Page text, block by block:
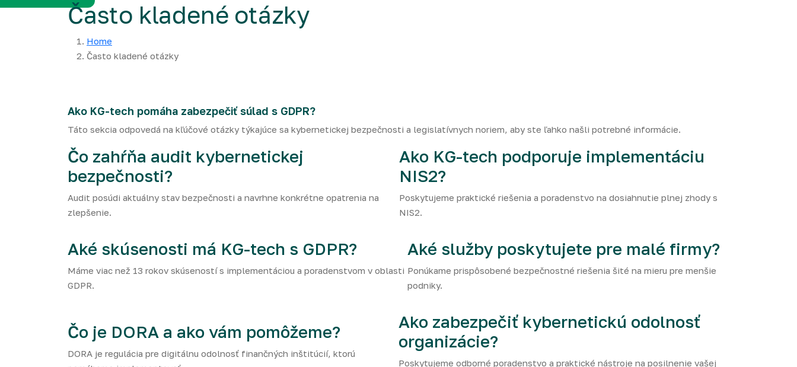
Často kladené otázky
Home
Často kladené otázky
Ako KG-tech pomáha zabezpečiť súlad s GDPR?
Táto sekcia odpovedá na kľúčové otázky týkajúce sa kybernetickej bezpečnosti a legislatívnych noriem, aby ste ľahko našli potrebné informácie.
Čo zahŕňa audit kybernetickej
bezpečnosti?
Audit posúdi aktuálny stav bezpečnosti a navrhne konkrétne opatrenia na
zlepšenie.
Ako KG-tech podporuje implementáciu
NIS2?
Poskytujeme praktické riešenia a poradenstvo na dosiahnutie plnej zhody s
NIS2.
Aké skúsenosti má KG-tech s GDPR?
Máme viac než 13 rokov skúseností s implementáciou a poradenstvom v oblasti
GDPR.
Aké služby poskytujete pre malé firmy?
Ponúkame prispôsobené bezpečnostné riešenia šité na mieru pre menšie
podniky.
Čo je DORA a ako vám pomôžeme?
DORA je regulácia pre digitálnu odolnosť finančných inštitúcií, ktorú
Ako zabezpečiť kybernetickú odolnosť
organizácie?
Poskytujeme odborné poradenstvo a praktické nástroje na posilnenie vašej